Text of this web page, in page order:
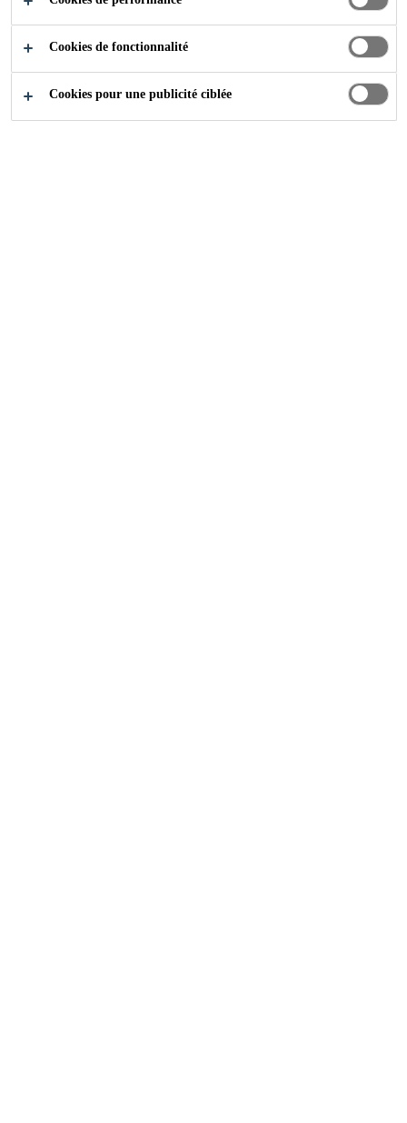
Industry ... Systèmes polyuréthanes flexibles
Cookies de fonctionnalité
Cookies pour une publicité ciblée